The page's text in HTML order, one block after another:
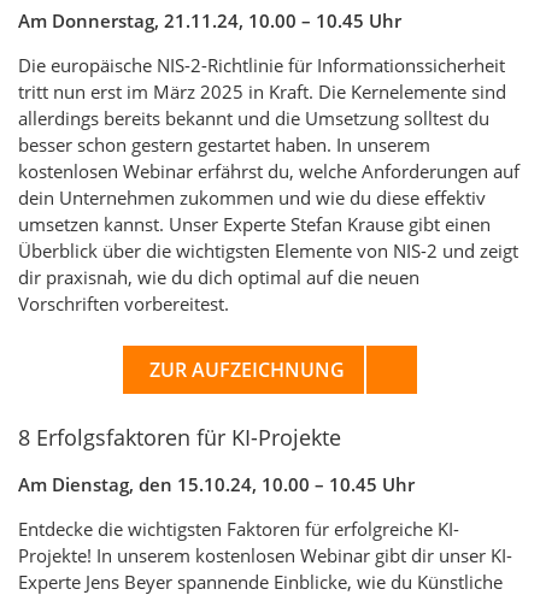
Am Donnerstag, 21.11.24, 10.00 – 10.45 Uhr
Die europäische NIS-2-Richtlinie für Informationssicherheit
tritt nun erst im März 2025 in Kraft. Die Kernelemente sind
allerdings bereits bekannt und die Umsetzung solltest du
besser schon gestern gestartet haben. In unserem
kostenlosen Webinar erfährst du, welche Anforderungen auf
dein Unternehmen zukommen und wie du diese effektiv
umsetzen kannst. Unser Experte Stefan Krause gibt einen
Überblick über die wichtigsten Elemente von NIS-2 und zeigt
dir praxisnah, wie du dich optimal auf die neuen
Vorschriften vorbereitest.
ZUR AUFZEICHNUNG
8 Erfolgsfaktoren für KI-Projekte
Am Dienstag, den 15.10.24, 10.00 – 10.45 Uhr
Entdecke die wichtigsten Faktoren für erfolgreiche KI-
Projekte! In unserem kostenlosen Webinar gibt dir unser KI-
Experte Jens Beyer spannende Einblicke, wie du Künstliche